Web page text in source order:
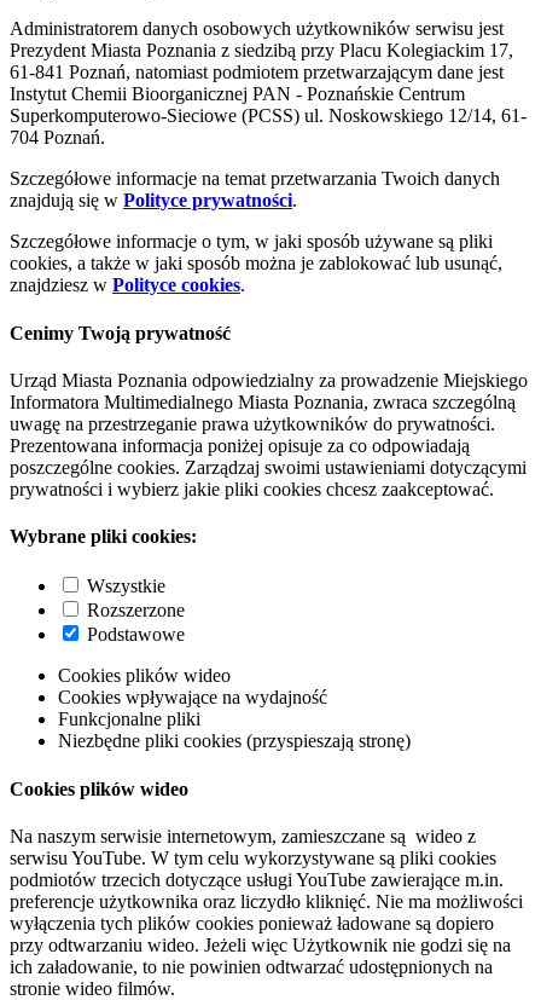
Administratorem danych osobowych użytkowników serwisu jest
Prezydent Miasta Poznania z siedzibą przy Placu Kolegiackim 17,
61-841 Poznań, natomiast podmiotem przetwarzającym dane jest
Instytut Chemii Bioorganicznej PAN - Poznańskie Centrum
Superkomputerowo-Sieciowe (PCSS) ul. Noskowskiego 12/14, 61-
704 Poznań.
Szczegółowe informacje na temat przetwarzania Twoich danych
znajdują się w Polityce prywatności.
Szczegółowe informacje o tym, w jaki sposób używane są pliki
cookies, a także w jaki sposób można je zablokować lub usunąć,
znajdziesz w Polityce cookies.
Cenimy Twoją prywatność
Urząd Miasta Poznania odpowiedzialny za prowadzenie Miejskiego
Informatora Multimedialnego Miasta Poznania, zwraca szczególną
uwagę na przestrzeganie prawa użytkowników do prywatności.
Prezentowana informacja poniżej opisuje za co odpowiadają
poszczególne cookies. Zarządzaj swoimi ustawieniami dotyczącymi
prywatności i wybierz jakie pliki cookies chcesz zaakceptować.
Wybrane pliki cookies:
Wszystkie
Rozszerzone
Podstawowe
Cookies plików wideo
Cookies wpływające na wydajność
Funkcjonalne pliki
Niezbędne pliki cookies (przyspieszają stronę)
Cookies plików wideo
Na naszym serwisie internetowym, zamieszczane są wideo z
serwisu YouTube. W tym celu wykorzystywane są pliki cookies
podmiotów trzecich dotyczące usługi YouTube zawierające m.in.
preferencje użytkownika oraz liczydło kliknięć. Nie ma możliwości
wyłączenia tych plików cookies ponieważ ładowane są dopiero
przy odtwarzaniu wideo. Jeżeli więc Użytkownik nie godzi się na
ich załadowanie, to nie powinien odtwarzać udostępnionych na
stronie wideo filmów.